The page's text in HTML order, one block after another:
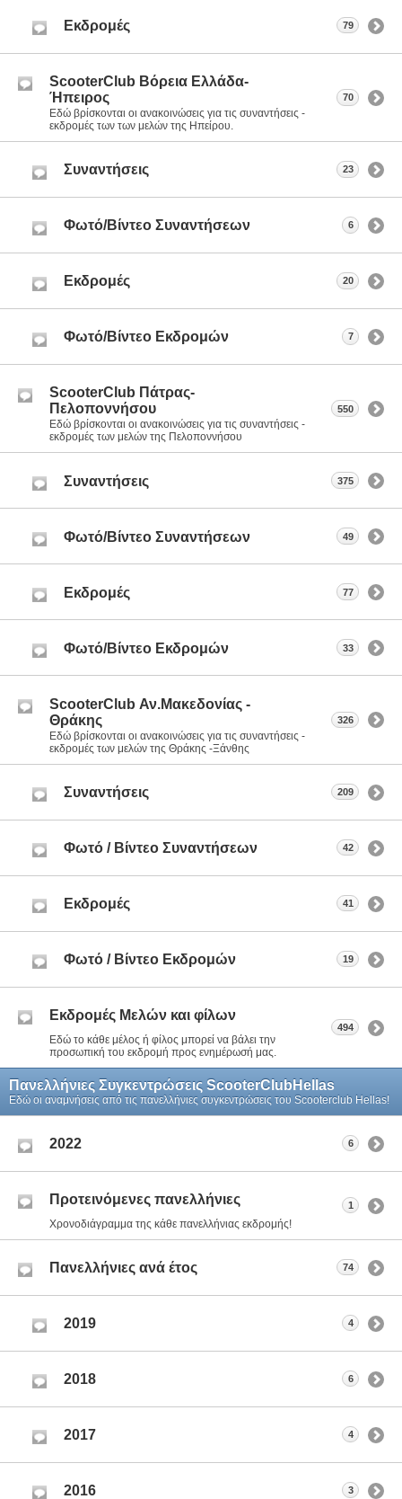
Εκδρομές 79
ScooterClub Βόρεια Ελλάδα-
Ήπειρος
Εδώ βρίσκονται οι ανακοινώσεις για τις συναντήσεις -
εκδρομές των των μελών της Ηπείρου.
70
Συναντήσεις 23
Φωτό/Βίντεο Συναντήσεων 6
Εκδρομές 20
Φωτό/Βίντεο Εκδρομών 7
ScooterClub Πάτρας-
Πελοποννήσου
Εδώ βρίσκονται οι ανακοινώσεις για τις συναντήσεις -
εκδρομές των μελών της Πελοποννήσου
550
Συναντήσεις 375
Φωτό/Βίντεο Συναντήσεων 49
Εκδρομές 77
Φωτό/Βίντεο Εκδρομών 33
ScooterClub Αν.Μακεδονίας -
Θράκης
Εδώ βρίσκονται οι ανακοινώσεις για τις συναντήσεις -
εκδρομές των μελών της Θράκης -Ξάνθης
326
Συναντήσεις 209
Φωτό / Βίντεο Συναντήσεων 42
Εκδρομές 41
Φωτό / Βίντεο Εκδρομών 19
Eκδρομές Μελών και φίλων
Εδώ το κάθε μέλος ή φίλος μπορεί να βάλει την
προσωπική του εκδρομή προς ενημέρωσή μας.
494
Πανελλήνιες Συγκεντρώσεις ScooterClubHellas
Εδώ οι αναμνήσεις από τις πανελλήνιες συγκεντρώσεις του Scooterclub Hellas!
2022 6
Προτεινόμενες πανελλήνιες
Χρονοδιάγραμμα της κάθε πανελλήνιας εκδρομής!
1
Πανελλήνιες ανά έτος 74
2019 4
2018 6
2017 4
2016 3